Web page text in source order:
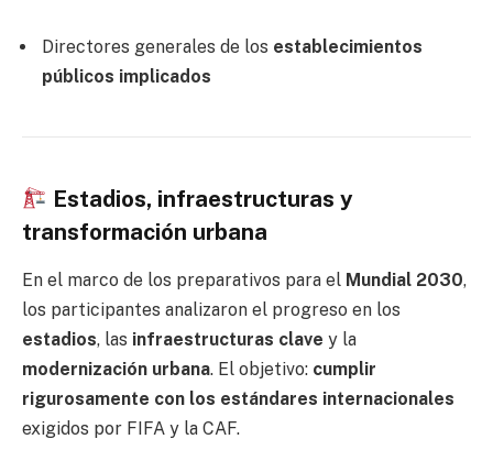
Directores generales de los establecimientos
públicos implicados
Estadios, infraestructuras y
transformación urbana
En el marco de los preparativos para el Mundial 2030,
los participantes analizaron el progreso en los
estadios, las infraestructuras clave y la
modernización urbana. El objetivo: cumplir
rigurosamente con los estándares internacionales
exigidos por FIFA y la CAF.